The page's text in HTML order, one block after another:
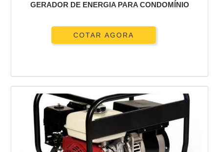
GERADOR DE ENERGIA PARA CONDOMÍNIO
COTAR AGORA